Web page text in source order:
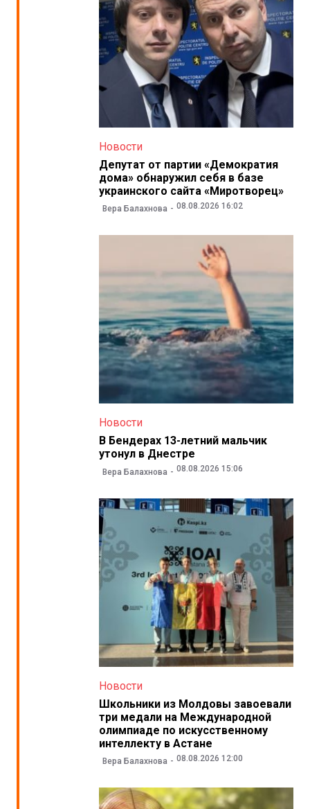
Новости
Депутат от партии «Демократия
дома» обнаружил себя в базе
украинского сайта «Миротворец»
Вера Балахнова 08.08.2026 16:02
Новости
В Бендерах 13-летний мальчик
утонул в Днестре
Вера Балахнова 08.08.2026 15:06
Новости
Школьники из Молдовы завоевали
три медали на Международной
олимпиаде по искусственному
интеллекту в Астане
Вера Балахнова 08.08.2026 12:00